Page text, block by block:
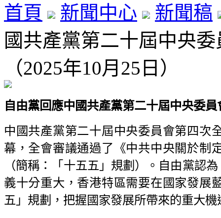
首頁 新聞中心
新聞稿
國共產黨第二十屆中央
（2025年10月25日）
自由黨回應中國共產黨第二十屆中央委
中國共產黨第二十屆中央委員會第四次
幕，全會審議通過了《中共中央關於制
（簡稱：「十五五」規劃）。自由黨認
義十分重大，香港特區需要在國家發展
五」規劃，把握國家發展所帶來的重大機